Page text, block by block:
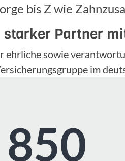
bis Z wie
Partner
sowie
im
850